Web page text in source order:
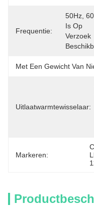
Frequentie:
50Hz,
Is Op
Verzoek
Met Een Gewicht Van
Uitlaatwarmtewisselaar:
Markeren: